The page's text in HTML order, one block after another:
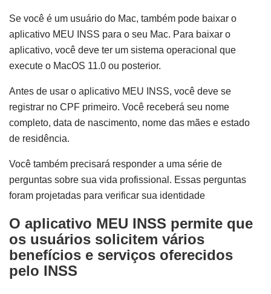
Se você é um usuário do Mac, também pode baixar o
aplicativo MEU INSS para o seu Mac. Para baixar o
aplicativo, você deve ter um sistema operacional que
execute o MacOS 11.0 ou posterior.
Antes de usar o aplicativo MEU INSS, você deve se
registrar no CPF primeiro. Você receberá seu nome
completo, data de nascimento, nome das mães e estado
de residência.
Você também precisará responder a uma série de
perguntas sobre sua vida profissional. Essas perguntas
foram projetadas para verificar sua identidade
O aplicativo MEU INSS permite que
os usuários solicitem vários
benefícios e serviços oferecidos
pelo INSS